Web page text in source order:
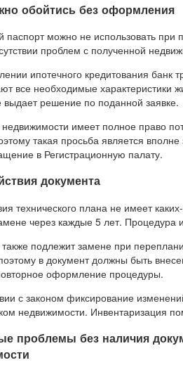
обойтись без оформления
паспорт можно не использовать при
проблем с полученной
ипотечного кредитования банк
все необходимые характеристики
выдает решение по поданной заявке.
недвижимости имеет полное право
такая просьба является
в Регистрационную палату.
документа
технического плана не имеет
через каждые 5 лет. Процедура
подлежит замене при
в документ должны быть
оформление процедуры.
с законом фиксирование
недвижимости. Инвентаризация
проблемы без наличия